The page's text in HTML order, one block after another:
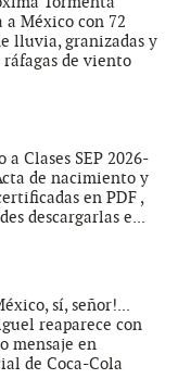
a México con 72
lluvia, granizadas y
de viento
a Clases SEP 2026-
de nacimiento y
en PDF ,
descargarlas e...
sí, señor!...
reaparece con
mensaje en
de Coca-Cola